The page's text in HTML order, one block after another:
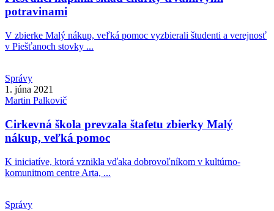
potravinami
V zbierke Malý nákup, veľká pomoc vyzbierali študenti a verejnosť
v Piešťanoch stovky ...
Správy
1. júna 2021
Martin Palkovič
Cirkevná škola prevzala štafetu zbierky Malý
nákup, veľká pomoc
K iniciatíve, ktorá vznikla vďaka dobrovoľníkom v kultúrno-
komunitnom centre Arta, ...
Správy